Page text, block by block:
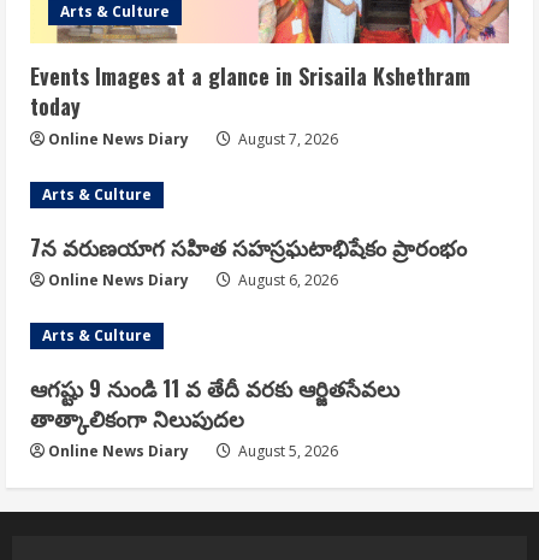
Arts & Culture
Events Images at a glance in Srisaila Kshethram
today
Online News Diary August 7, 2026
Arts & Culture
7న వరుణయాగ సహిత సహస్రఘటాభిషేకం ప్రారంభం
Online News Diary August 6, 2026
Arts & Culture
ఆగష్టు 9 నుండి 11 వ తేదీ వరకు ఆర్జితసేవలు
తాత్కాలికంగా నిలుపుదల
Online News Diary August 5, 2026